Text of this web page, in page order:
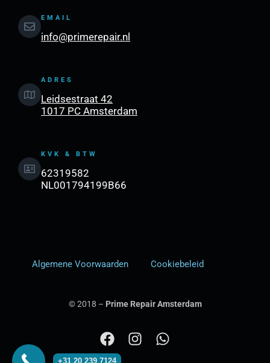
EMAIL
info@primerepair.nl
ADRES
Leidsestraat 42
1017 PC Amsterdam
KVK & BTW
62319582
NL001794199B66
Algemene Voorwaarden Cookiebeleid
© 2018 – Prime Repair Amsterdam
F
a
I W
+31 20 239 7124